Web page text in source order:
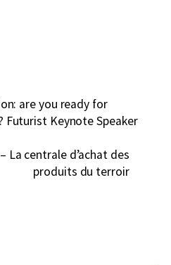
are you ready for
Futurist Keynote Speaker
La centrale d’achat des
produits du terroir